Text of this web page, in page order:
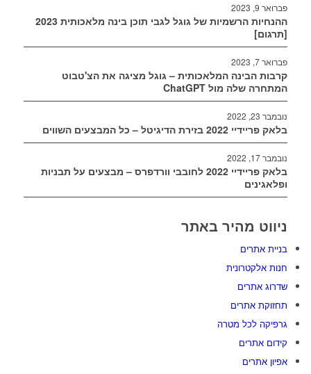
פברואר 9, 2023
ההנחיות הרשמיות של גוגל לגבי תוכן בינה מלאכותית 2023
[תרגום]
פברואר 7, 2023
קרבות הבינה המלאכותית – גוגל מציגה את הצ'טבוט
המתחרה שלה מול ChatGPT
נובמבר 23, 2022
בלאק פריידיי 2022 בזירת הדיגיטל – כל המבצעים השווים
נובמבר 17, 2022
בלאק פריידיי 2022 לחובבי וורדפרס – מבצעים על תבניות
ופלאגינים
ניווט מהיר באתר
בניית אתרים
חנות אלקטרונית
שדרוג אתרים
תחזוקת אתרים
גרפיקה לכל מטרה
קידום אתרים
אפיון אתרים